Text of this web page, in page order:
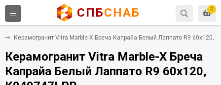
0
СПБСНАБ
Керамогранит Vitra Marble-X Бреча Капрайа Белый Лаппато R9 60x120,
Керамогранит Vitra Marble-X Бреча
Капрайа Белый Лаппато R9 60x120,